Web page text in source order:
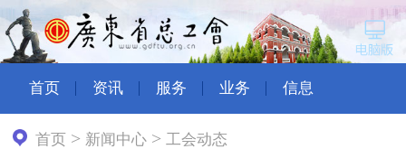
首页 资讯 服务 业务 信息
首页 > 新闻中心 > 工会动态